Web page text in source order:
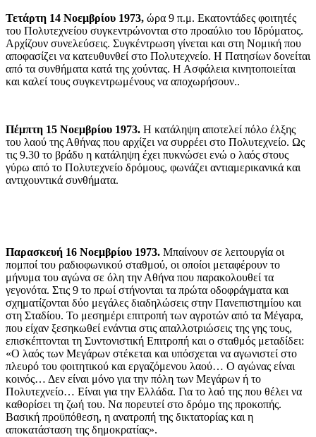
Τετάρτη 14 Νοεμβρίου 1973, ώρα 9 π.μ. Εκατοντάδες φοιτητές
του Πολυτεχνείου συγκεντρώνονται στο προαύλιο του Ιδρύματος.
Αρχίζουν συνελεύσεις. Συγκέντρωση γίνεται και στη Νομική που
αποφασίζει να κατευθυνθεί στο Πολυτεχνείο. Η Πατησίων δονείται
από τα συνθήματα κατά της χούντας. Η Ασφάλεια κινητοποιείται
και καλεί τους συγκεντρωμένους να αποχωρήσουν..
Πέμπτη 15 Νοεμβρίου 1973. Η κατάληψη αποτελεί πόλο έλξης
του λαού της Αθήνας που αρχίζει να συρρέει στο Πολυτεχνείο. Ως
τις 9.30 το βράδυ η κατάληψη έχει πυκνώσει ενώ ο λαός στους
γύρω από το Πολυτεχνείο δρόμους, φωνάζει αντιαμερικανικά και
αντιχουντικά συνθήματα.
Παρασκευή 16 Νοεμβρίου 1973. Μπαίνουν σε λειτουργία οι
πομποί του ραδιοφωνικού σταθμού, οι οποίοι μεταφέρουν το
μήνυμα του αγώνα σε όλη την Αθήνα που παρακολουθεί τα
γεγονότα. Στις 9 το πρωί στήνονται τα πρώτα οδοφράγματα και
σχηματίζονται δύο μεγάλες διαδηλώσεις στην Πανεπιστημίου και
στη Σταδίου. Το μεσημέρι επιτροπή των αγροτών από τα Μέγαρα,
που είχαν ξεσηκωθεί ενάντια στις απαλλοτριώσεις της γης τους,
επισκέπτονται τη Συντονιστική Επιτροπή και ο σταθμός μεταδίδει:
«Ο λαός των Μεγάρων στέκεται και υπόσχεται να αγωνιστεί στο
πλευρό του φοιτητικού και εργαζόμενου λαού… Ο αγώνας είναι
κοινός… Δεν είναι μόνο για την πόλη των Μεγάρων ή το
Πολυτεχνείο… Είναι για την Ελλάδα. Για το λαό της που θέλει να
καθορίσει τη ζωή του. Να πορευτεί στο δρόμο της προκοπής.
Βασική προϋπόθεση, η ανατροπή της δικτατορίας και η
αποκατάσταση της δημοκρατίας».